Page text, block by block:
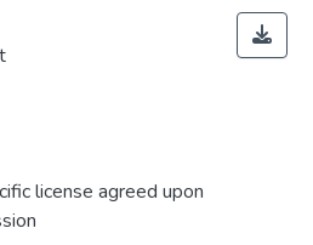
license agreed upon